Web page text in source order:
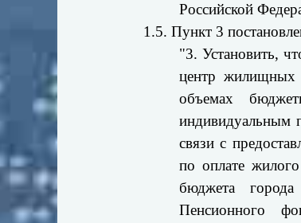
Российской
1.5. Пункт 3
"3. Установить,
центр жилищных
объемах
индивидуальным
связи с
по оплате
бюджета
Пенсионного